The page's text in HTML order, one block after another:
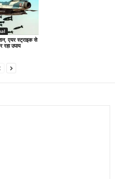
एयर स्ट्राइक से
उपाय